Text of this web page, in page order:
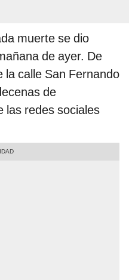
muerte se dio
de ayer. De
la calle San Fernando
de
las redes sociales